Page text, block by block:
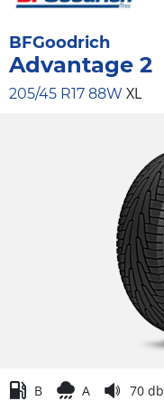
BFGoodrich
Advantage 2
205/45 R17 88W XL
B A 70 db